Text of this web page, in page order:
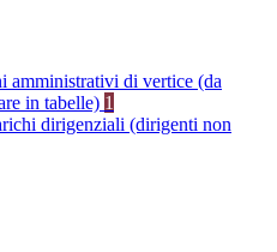
amministrativi di vertice (da
in tabelle) 1
dirigenziali (dirigenti non